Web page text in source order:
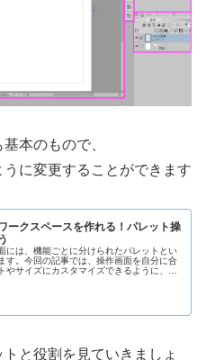
本のもので、
に変更することができます
ークスペースを作れる！パレット操
には、機能ごとに分けられたパレットとい
す。今回の記事では、操作画面を自分に合
やサイズにカスタマイズできるように、パ
と役割を見ていきましょ